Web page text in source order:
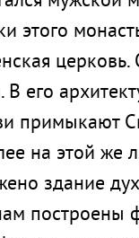
этого
его
примыкают
на этой же
здание
построены